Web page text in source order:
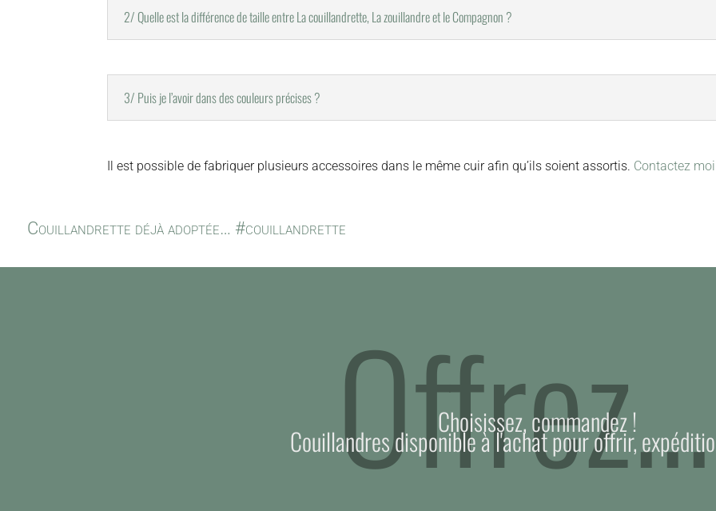
2/ Quelle est la différence de taille entre La couillandrette, La zouillandre et le Compagnon ?
3/ Puis je l’avoir dans des couleurs précises ?
Il est possible de fabriquer plusieurs accessoires dans le même cuir afin qu’ils soient assortis. Contactez
Couillandrette déjà adoptée… #couillandrette
Choisissez, commandez !
Couillandres disponible à l'achat pour offrir,